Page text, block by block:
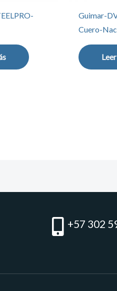
Guimar-
Cuero-
+57 302